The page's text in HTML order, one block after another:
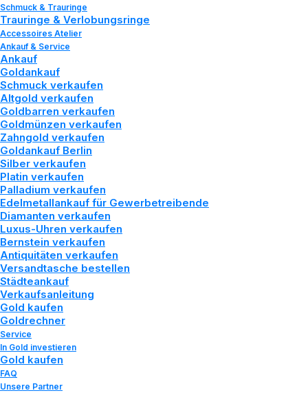
Schmuck & Trauringe
Trauringe & Verlobungsringe
Accessoires Atelier
Ankauf & Service
Ankauf
Goldankauf
Schmuck verkaufen
Altgold verkaufen
Goldbarren verkaufen
Goldmünzen verkaufen
Zahngold verkaufen
Goldankauf Berlin
Silber verkaufen
Platin verkaufen
Palladium verkaufen
Edelmetallankauf für Gewerbetreibende
Diamanten verkaufen
Luxus-Uhren verkaufen
Bernstein verkaufen
Antiquitäten verkaufen
Versandtasche bestellen
Städteankauf
Verkaufsanleitung
Gold kaufen
Goldrechner
Service
In Gold investieren
Gold kaufen
FAQ
Unsere Partner
Goldverkaufen
A